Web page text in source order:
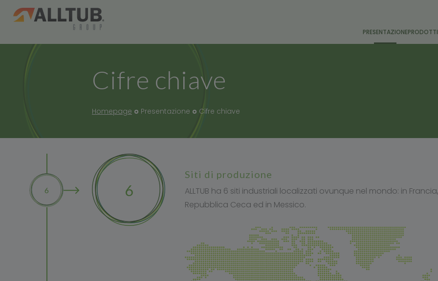
PRESENTAZIONEPRODOTTI
Cifre chiave
Homepage Presentazione Cifre chiave
6 6
siti di produzione
ALLTUB ha 6 siti industriali localizzati ovunque nel mondo: in
Repubblica Ceca ed in Messico.